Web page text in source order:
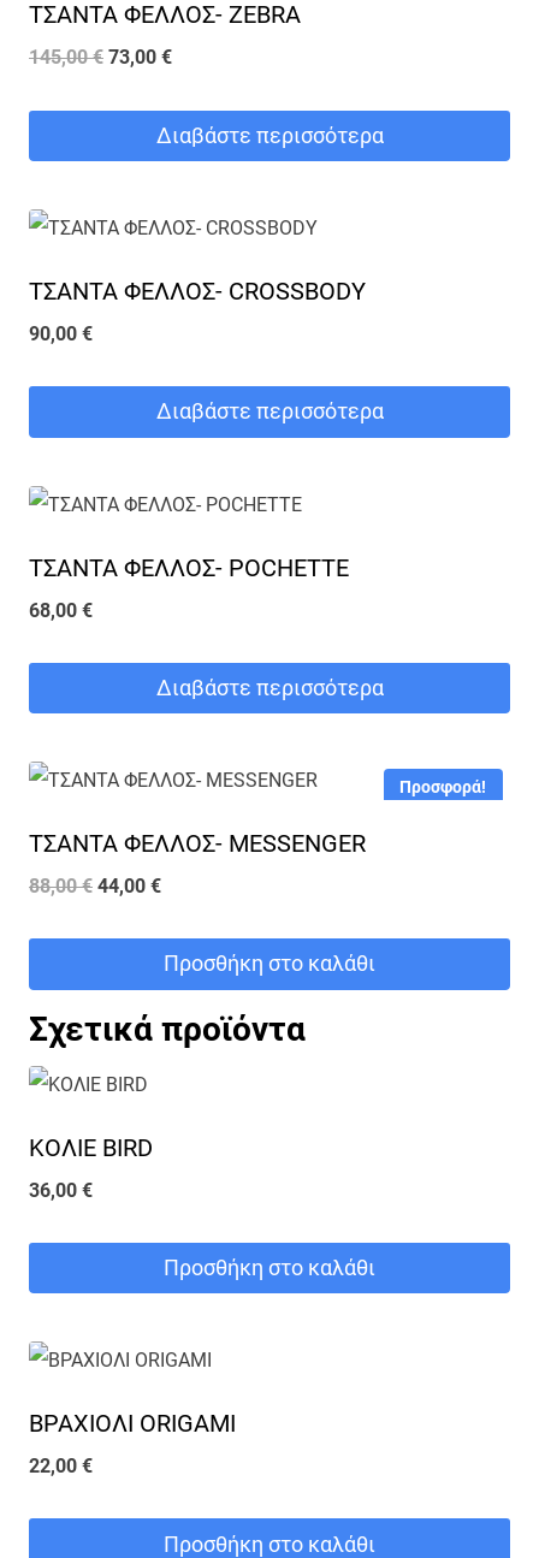
ΤΣΑΝΤΑ ΦΕΛΛΟΣ- ZEBRA
145,00€ Original
73,00 €Η
τιμή
Διαβάστε περισσότερα
ΤΣΑΝΤΑ ΦΕΛΛΟΣ- CROSSBODY
90,00 €
Διαβάστε περισσότερα
ΤΣΑΝΤΑ ΦΕΛΛΟΣ- POCHETTE
68,00 €
Διαβάστε περισσότερα
Προσφορά!
ΤΣΑΝΤΑ ΦΕΛΛΟΣ- MESSENGER
88,00€ Original
44,00 €Η
τιμή
44,00 €.
Προσθήκη στο καλάθι
Σχετικά προϊόντα
ΚΟΛΙΕ BIRD
36,00 €
Προσθήκη στο καλάθι
ΒΡΑΧΙΟΛΙ ORIGAMI
22,00 €
Προσθήκη στο καλάθι